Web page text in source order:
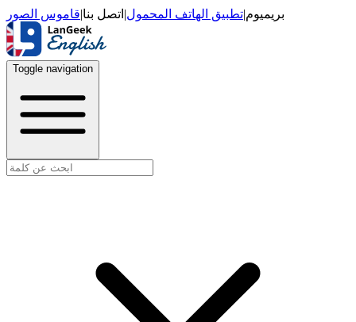
بريميوم|تطبيق الهاتف المحمول| اتصل بنا|قاموس الصور
Toggle navigation